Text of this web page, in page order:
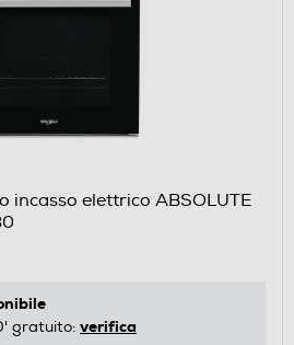
incasso elettrico ABSOLUTE
gratuito: verifica